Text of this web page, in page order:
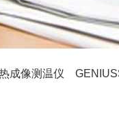
成像测温仪